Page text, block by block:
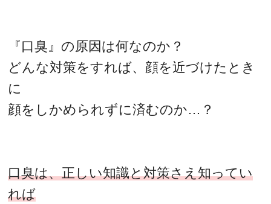
『口臭』の原因は何なのか？
どんな対策をすれば、顔を近づけたとき
に
顔をしかめられずに済むのか…？
口臭は、正しい知識と対策さえ知ってい
れば